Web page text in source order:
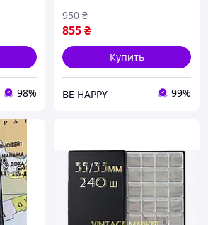
98%
855₴
950 ₴
Купить
BE HAPPY 99%